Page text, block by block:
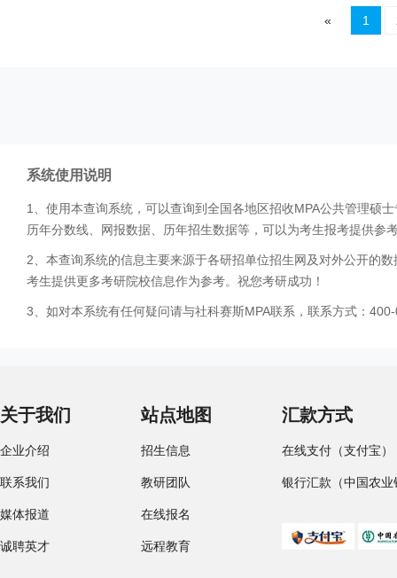
« 1
系统使用说明
1、使用本查询系统，可以查询到全国各地区招收MPA公共管理硕
历年分数线、网报数据、历年招生数据等，可以为考生报考提供参
2、本查询系统的信息主要来源于各研招单位招生网及对外公开的
考生提供更多考研院校信息作为参考。祝您考研成功！
3、如对本系统有任何疑问请与社科赛斯MPA联系，联系方式：
关于我们
企业介绍
联系我们
媒体报道
诚聘英才
站点地图
招生信息
教研团队
在线报名
远程教育
汇款方式
在线支付（支付宝）
银行汇款（中国农业